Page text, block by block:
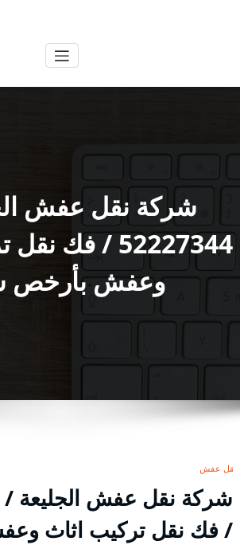
شركة نقل عفش
52227344 / فك
وعفش بأرخص
نقل عفش
/ فك نقل تركيب اثاث